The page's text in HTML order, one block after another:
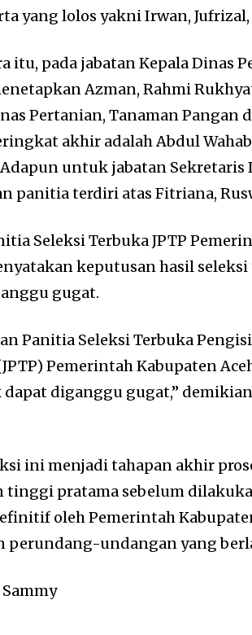
yang lolos yakni Irwan,
itu, pada jabatan Kepala Dinas
Azman, Rahmi
Pertanian, Tanaman
akhir adalah Abdul
untuk jabatan Sekretaris
panitia terdiri atas Fitriana,
Seleksi Terbuka JPTP
keputusan hasil
gugat.
Panitia Seleksi Terbuka
Pemerintah Kabupaten
dapat diganggu gugat,”
ini menjadi tahapan akhir
tinggi pratama sebelum
oleh Pemerintah
perundang-undangan yang
Sammy